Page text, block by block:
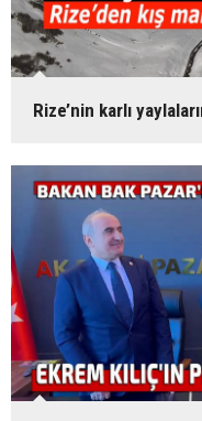
Rize’nin karlı